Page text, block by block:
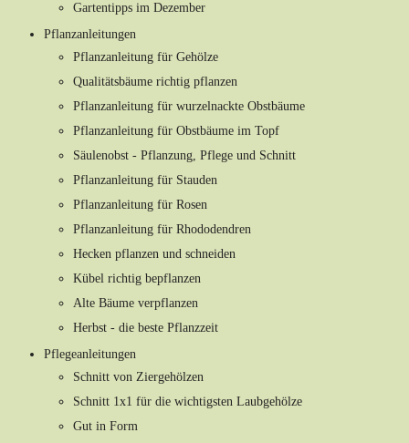
Gartentipps im Dezember
Pflanzanleitungen
Pflanzanleitung für Gehölze
Qualitätsbäume richtig pflanzen
Pflanzanleitung für wurzelnackte Obstbäume
Pflanzanleitung für Obstbäume im Topf
Säulenobst - Pflanzung, Pflege und Schnitt
Pflanzanleitung für Stauden
Pflanzanleitung für Rosen
Pflanzanleitung für Rhododendren
Hecken pflanzen und schneiden
Kübel richtig bepflanzen
Alte Bäume verpflanzen
Herbst - die beste Pflanzzeit
Pflegeanleitungen
Schnitt von Ziergehölzen
Schnitt 1x1 für die wichtigsten Laubgehölze
Gut in Form